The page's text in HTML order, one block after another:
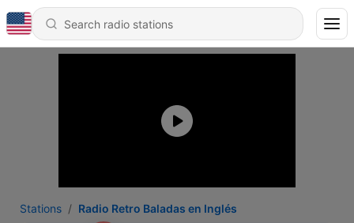
Stations Radio Retro Baladas en Inglés